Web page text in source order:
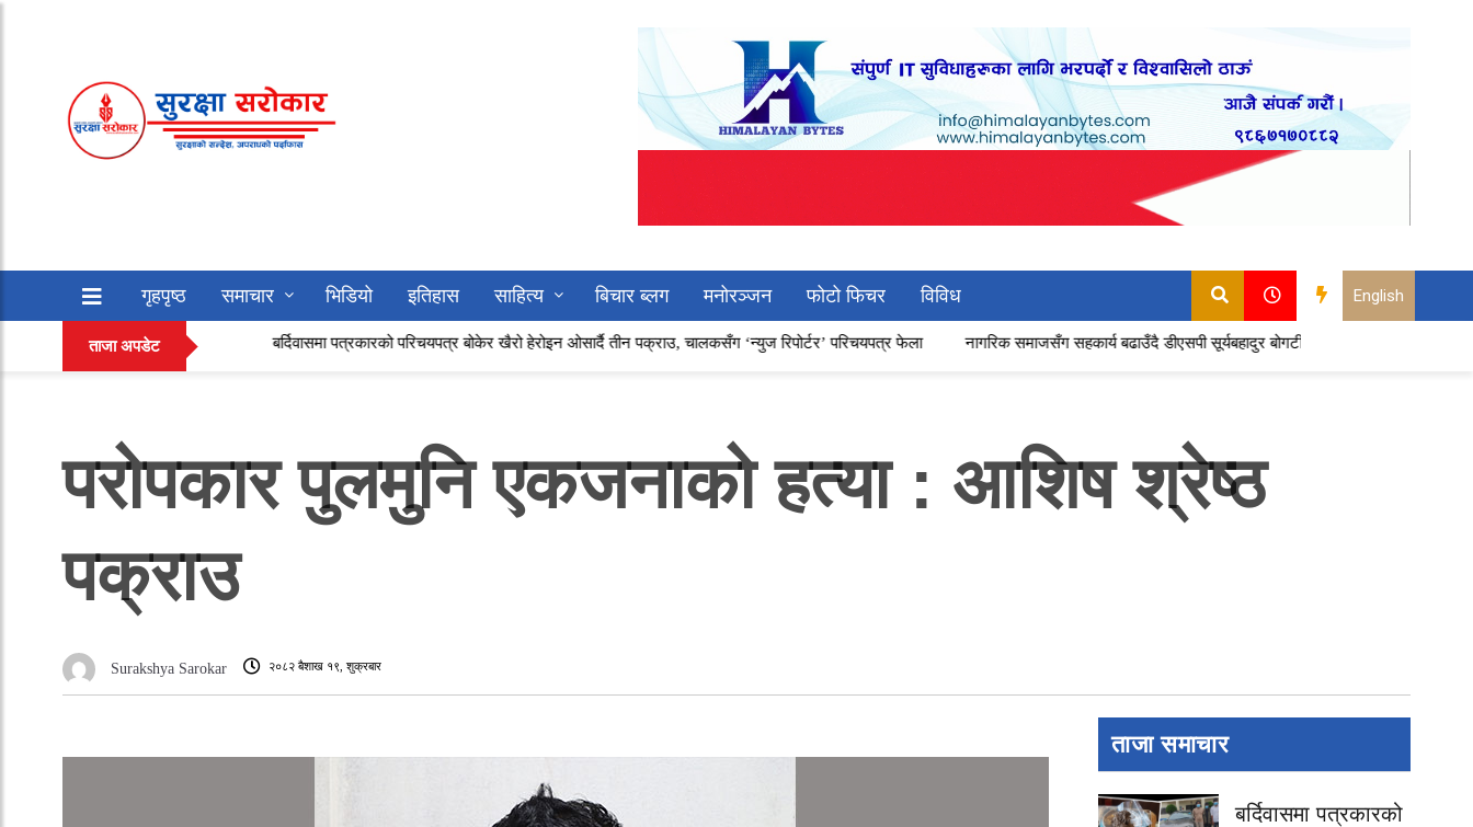
गृहपृष्ठ समाचार भिडियो इतिहास साहित्य बिचार ब्लग मनोरञ्जन फोटो फिचर विविध
सफलताको कथा अन्य
English
ताजा अपडेट बर्दिवासमा पत्रकारको परिचयपत्र बोकेर खैरो हेरोइन ओसार्दै तीन पक्राउ, चालकसँग ‘न्युज रिपोर्टर’ परिचयपत्र फेला नागरिक समाजसँग सहकार्य बढाउँदै डीएसपी सूर्यबहादुर बोगटी, बैदामको शान्ति सुरक्षालाई प्रभावकारी
परोपकार पुलमुनि एकजनाको हत्या : आशिष श्रेष्ठ
पक्राउ
Surakshya Sarokar २०८२ बैशाख १९, शुक्रबार
ताजा समाचार
बर्दिवासमा पत्रकारको